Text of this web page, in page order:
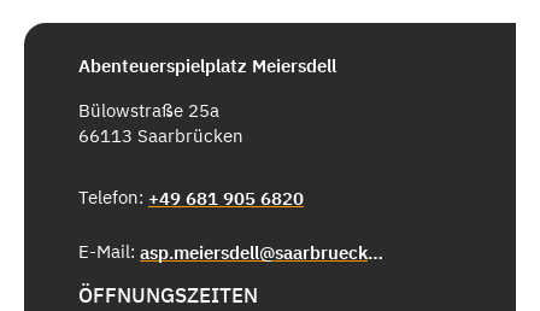
Abenteuerspielplatz Meiersdell
Bülowstraße 25a
66113 Saarbrücken
Telefon: +49 681 905 6820
E-Mail: asp.meiersdell@saarbruecken.de
ÖFFNUNGSZEITEN